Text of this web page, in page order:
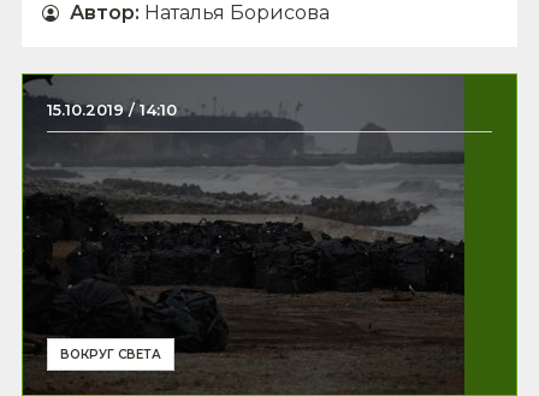
Автор: Наталья Борисова
15.10.2019 / 14:10
ВОКРУГ СВЕТА